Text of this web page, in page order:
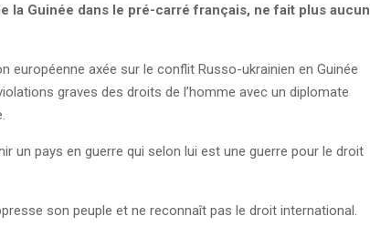
la Guinée dans le pré-carré français, ne fait plus aucun
européenne axée sur le conflit Russo-ukrainien en Guinée
graves des droits de l’homme avec un diplomate
un pays en guerre qui selon lui est une guerre pour le droit
son peuple et ne reconnaît pas le droit international.